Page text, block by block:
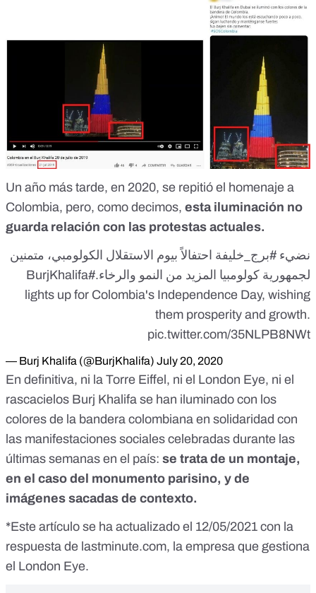
Un año más tarde, en 2020, se repitió el homenaje a
Colombia, pero, como decimos, esta iluminación no
guarda relación con las protestas actuales.
نضيء#برج_خليفة احتفالاً بيوم الاستقلال الكولومبي، متمنين
لجمهورية كولومبيا المزيد من النمو والرخاء.#BurjKhalifa
lights up for Colombia's Independence Day, wishing
them prosperity and growth.
pic.twitter.com/35NLPB8NWt
— Burj Khalifa (@BurjKhalifa) July 20, 2020
En definitiva, ni la Torre Eiffel, ni el London Eye, ni el
rascacielos Burj Khalifa se han iluminado con los
colores de la bandera colombiana en solidaridad con
las manifestaciones sociales celebradas durante las
últimas semanas en el país: se trata de un montaje,
en el caso del monumento parisino, y de
imágenes sacadas de contexto.
*Este artículo se ha actualizado el 12/05/2021 con la
respuesta de lastminute.com, la empresa que gestiona
el London Eye.